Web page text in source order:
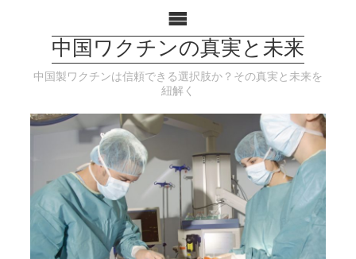
中国ワクチンの真実と未来
中国製ワクチンは信頼できる選択肢か？その真実と未来を
紐解く